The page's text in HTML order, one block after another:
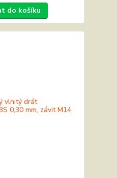
do košíku